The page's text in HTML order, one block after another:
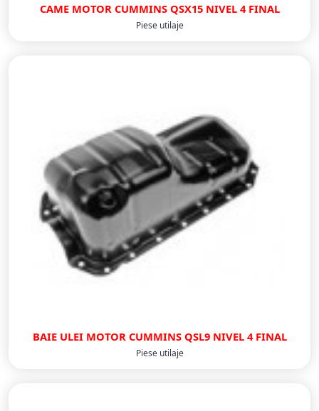
CAME MOTOR CUMMINS QSX15 NIVEL 4 FINAL
Piese utilaje
BAIE ULEI MOTOR CUMMINS QSL9 NIVEL 4 FINAL
Piese utilaje